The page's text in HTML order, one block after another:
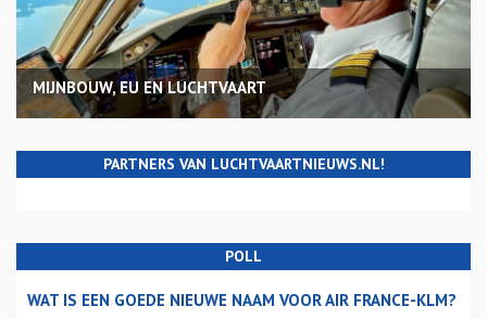
MIJNBOUW, EU EN LUCHTVAART
PARTNERS VAN LUCHTVAARTNIEUWS.NL!
POLL
WAT IS EEN GOEDE NIEUWE NAAM VOOR AIR FRANCE-KLM?